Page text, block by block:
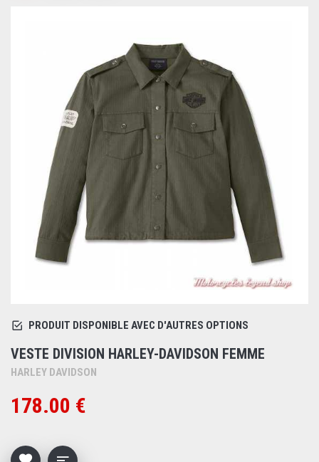
PRODUIT DISPONIBLE AVEC D'AUTRES OPTIONS
VESTE DIVISION HARLEY-DAVIDSON FEMME
HARLEY DAVIDSON
178.00 €